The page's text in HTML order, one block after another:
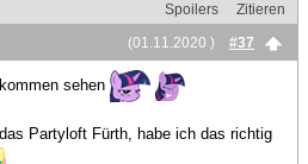
Spoilers
Zitieren
(01.11.2020 )
#37
sehen
Partyloft Fürth, habe ich das richtig